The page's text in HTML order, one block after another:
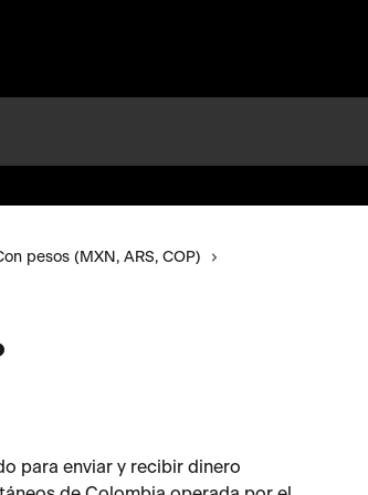
pesos (MXN, ARS, COP)
para enviar y recibir dinero